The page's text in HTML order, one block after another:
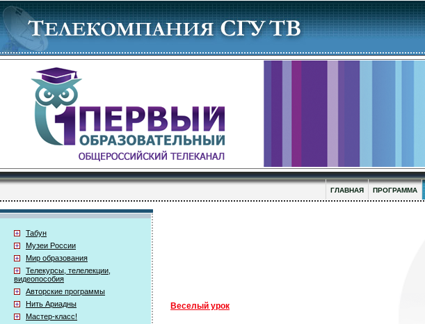
ГЛАВНАЯ ПРОГРАММА
Табун
Музеи России
Мир образования
Телекурсы, телелекции,
видеопособия
Авторские программы
Нить Ариадны
Мастер-класс!
Веселый урок